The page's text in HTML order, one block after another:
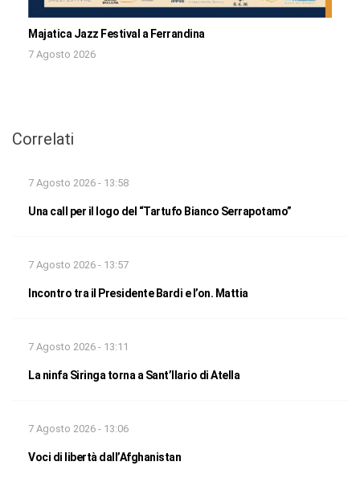
Majatica Jazz Festival a Ferrandina
7 Agosto 2026
Correlati
7 Agosto 2026 - 13:58
Una call per il logo del “Tartufo Bianco Serrapotamo”
7 Agosto 2026 - 13:57
Incontro tra il Presidente Bardi e l’on. Mattia
7 Agosto 2026 - 13:11
La ninfa Siringa torna a Sant’Ilario di Atella
7 Agosto 2026 - 13:06
Voci di libertà dall’Afghanistan